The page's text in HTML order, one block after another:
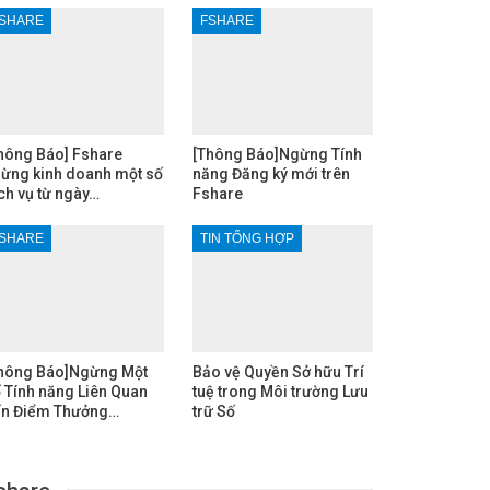
Báo] Fshare
kinh doanh một số
vụ từ ngày…
FSHARE
[Thông Báo]Ngừng Tính
năng Đăng ký mới trên
Fshare
Báo]Ngừng Một
Tính năng Liên Quan
Điểm Thưởng…
TIN TỔNG HỢP
Bảo vệ Quyền Sở hữu Trí
tuệ trong Môi trường Lưu
trữ Số